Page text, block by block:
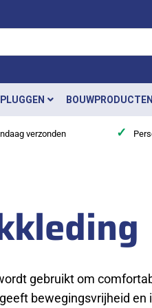
PLUGGEN BOUWPRODUCTEN
verzonden ✓
gebruikt om
bewegingsvrijheid